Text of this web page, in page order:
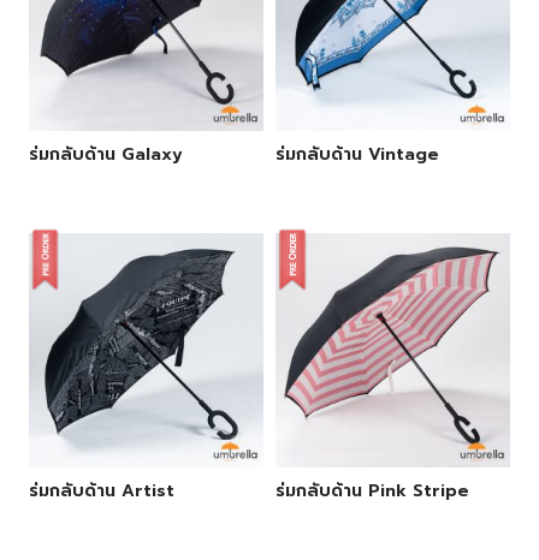
ร่มกลับด้าน Galaxy ร่มกลับด้าน Vintage
ร่มกลับด้าน Artist ร่มกลับด้าน Pink Stripe